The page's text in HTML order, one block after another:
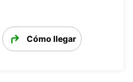
Cómo llegar